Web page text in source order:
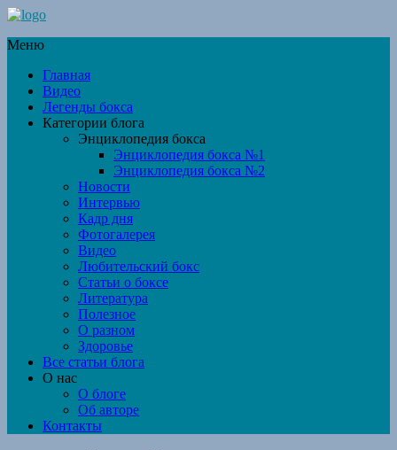
Меню
Главная
Видео
Легенды бокса
Категории блога
Энциклопедия бокса
Энциклопедия бокса №1
Энциклопедия бокса №2
Новости
Интервью
Кадр дня
Фотогалерея
Видео
Любительский бокс
Статьи о боксе
Литература
Полезное
О разном
Здоровье
Все статьи блога
О нас
О блоге
Об авторе
Контакты